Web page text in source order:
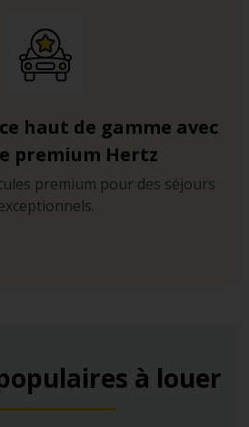
haut de gamme avec
premium Hertz
premium pour des séjours
à louer